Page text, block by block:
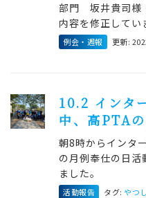
部門 坂井貴司様
内容を修正してい
例会・週報 更新:
10.2 インタ
中、高PTA
朝8時からインタ
の月例奉仕の日活
ました。
活動報告 タグ: やつ